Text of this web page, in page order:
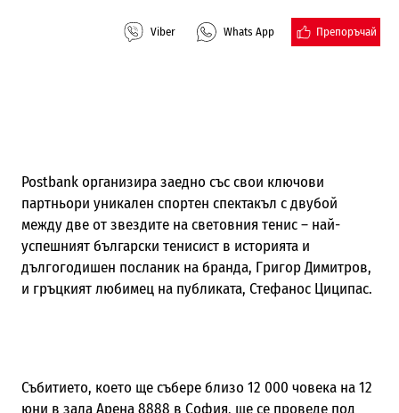
Viber Whats App Препоръчай
Postbank организира заедно със свои ключови
партньори уникален спортен спектакъл с двубой
между две от звездите на световния тенис – най-
успешният български тенисист в историята и
дългогодишен посланик на бранда, Григор Димитров,
и гръцкият любимец на публиката, Стефанос Циципас.
Събитието, което ще събере близо 12 000 човека на 12
юни в зала Арена 8888 в София, ще се проведе под